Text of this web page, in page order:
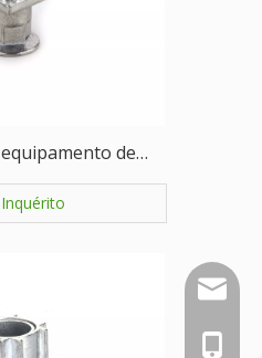
de
de perna
Inquérito